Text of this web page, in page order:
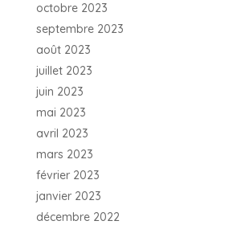
octobre 2023
septembre 2023
août 2023
juillet 2023
juin 2023
mai 2023
avril 2023
mars 2023
février 2023
janvier 2023
décembre 2022